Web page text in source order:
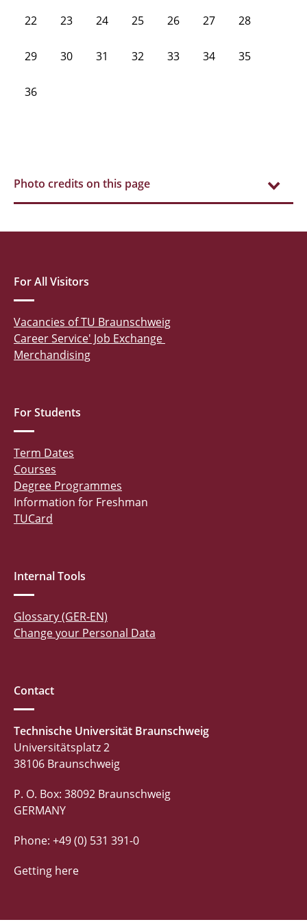
22 23 24 25 26 27 28
29 30 31 32 33 34 35
36
Photo credits on this page
For All Visitors
Vacancies of TU Braunschweig
Career Service' Job Exchange
Merchandising
For Students
Term Dates
Courses
Degree Programmes
Information for Freshman
TUCard
Internal Tools
Glossary (GER-EN)
Change your Personal Data
Contact
Technische Universität Braunschweig
Universitätsplatz 2
38106 Braunschweig
P. O. Box: 38092 Braunschweig
GERMANY
Phone: +49 (0) 531 391-0
Getting here